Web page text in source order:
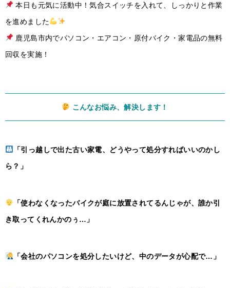
本日も元気に活動中！気合スイッチを入れて、しっかりと作業
を進めました
鹿児島市内でパソコン・エアコン・原付バイク・家電品の無料
回収を実施！
こんなお悩み、解決します！
「引っ越しで出た古い家電、どうやって処分すればいいのかし
ら？」
「使わなくなったバイクが庭に放置されてるんじゃが、誰か引
き取ってくれんかのぅ…」
「会社のパソコンを処分したいけど、中のデータが心配で…」